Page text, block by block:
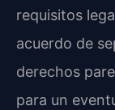
requisitos
acuerdo de
derechos
para un